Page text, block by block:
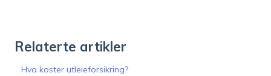
Relaterte artikler
Hva koster utleieforsikring?